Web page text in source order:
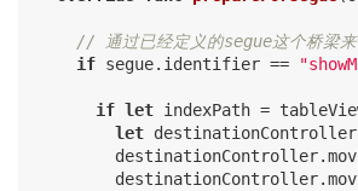
// 通过已经定义的segue这个桥梁来
if segue.identifier ==
if let indexPath =
let